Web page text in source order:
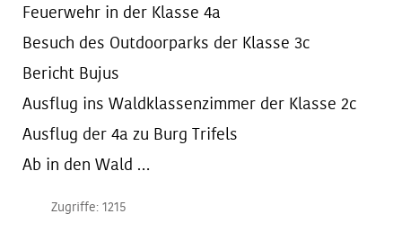
Feuerwehr in der Klasse 4a
Besuch des Outdoorparks der Klasse 3c
Bericht Bujus
Ausflug ins Waldklassenzimmer der Klasse 2c
Ausflug der 4a zu Burg Trifels
Ab in den Wald …
Zugriffe: 1215